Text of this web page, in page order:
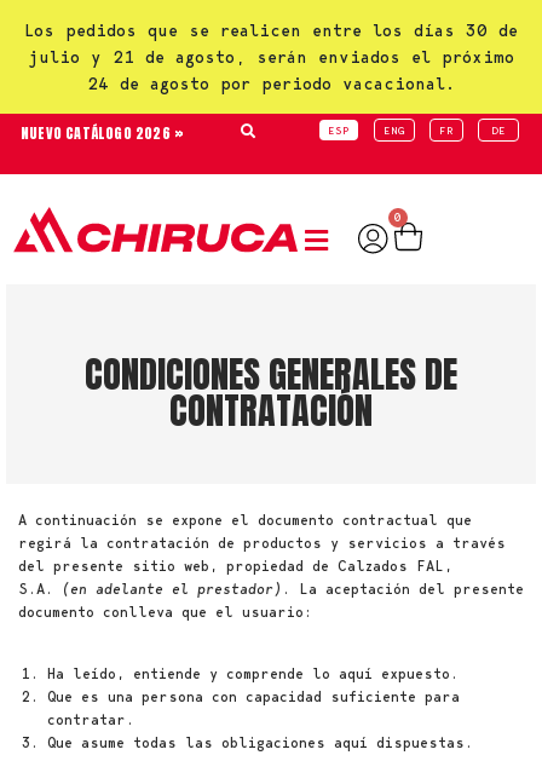
Los pedidos que se realicen entre los días 30 de
julio y 21 de agosto, serán enviados el próximo
24 de agosto por periodo vacacional.
NUEVO CATÁLOGO 2026 » ESP ENG FR DE
0
CONDICIONES GENERALES DE
CONTRATACIÓN
A continuación se expone el documento contractual que
regirá la contratación de productos y servicios a través
del presente sitio web, propiedad de Calzados FAL,
S.A.
(en adelante el prestador) . La aceptación del presente
documento conlleva que el usuario:
Ha leído, entiende y comprende lo aquí expuesto.
Que es una persona con capacidad suficiente para
contratar.
Que asume todas las obligaciones aquí dispuestas.